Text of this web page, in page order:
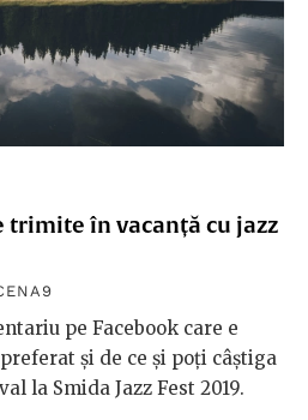
trimite în vacanță cu jazz
pe Facebook care e
și de ce și poți câștiga
la Smida Jazz Fest 2019.